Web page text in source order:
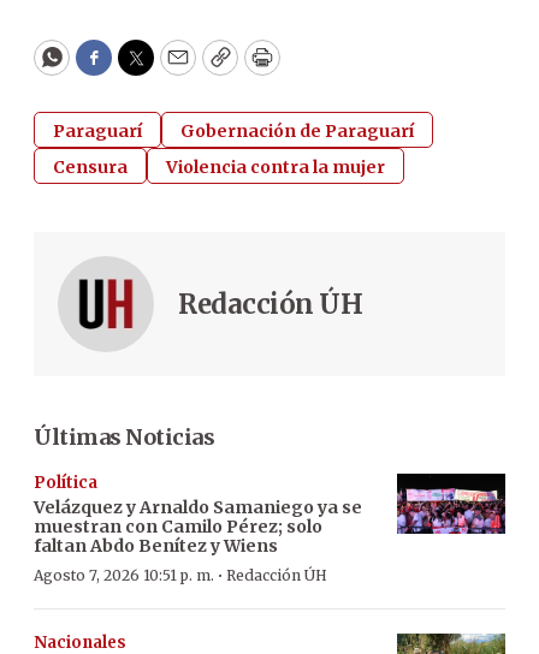
WhatsApp
Facebook
Twitter
EmailCopyPrint
Paraguarí
Gobernación de Paraguarí
Censura
Violencia contra la mujer
Redacción ÚH
Últimas Noticias
Política
Velázquez y Arnaldo Samaniego ya se
muestran con Camilo Pérez; solo
faltan Abdo Benítez y Wiens
Agosto 7, 2026 10:51 p. m. · Redacción ÚH
Nacionales